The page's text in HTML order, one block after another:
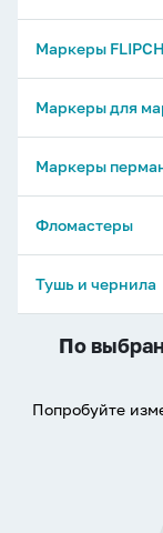
Маркеры
Маркеры для
Маркеры
Фломастеры
Тушь и чернила
По
Попробуйте